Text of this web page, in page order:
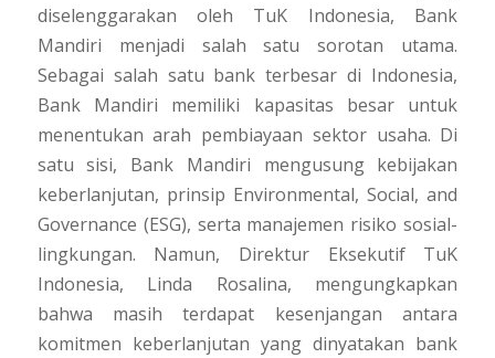
diselenggarakan oleh TuK Indonesia, Bank
Mandiri menjadi salah satu sorotan utama.
Sebagai salah satu bank terbesar di Indonesia,
Bank Mandiri memiliki kapasitas besar untuk
menentukan arah pembiayaan sektor usaha. Di
satu sisi, Bank Mandiri mengusung kebijakan
keberlanjutan, prinsip Environmental, Social, and
Governance (ESG), serta manajemen risiko sosial-
lingkungan. Namun, Direktur Eksekutif TuK
Indonesia, Linda Rosalina, mengungkapkan
bahwa masih terdapat kesenjangan antara
komitmen keberlanjutan yang dinyatakan bank